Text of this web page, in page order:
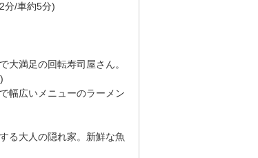
分/車約5分)
大満足の回転寿司屋さん。
幅広いメニューのラーメン
る大人の隠れ家。新鮮な魚